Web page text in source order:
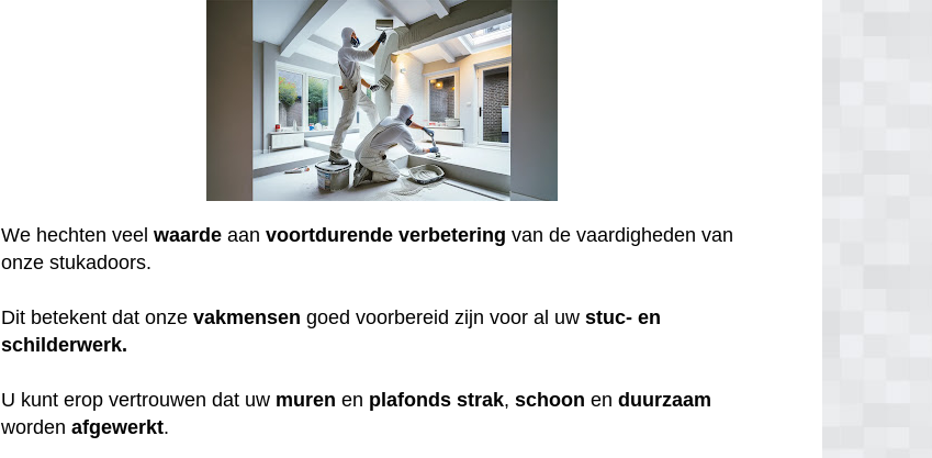
We hechten veelwaarde aanvoortdurende verbetering van de vaardigheden van
onze stukadoors.
Dit betekent dat onzevakmensen goed voorbereid zijn voor al uwstuc- en
schilderwerk.
U kunt erop vertrouwen dat uw muren en plafonds strak,schoon enduurzaam
wordenafgewerkt.